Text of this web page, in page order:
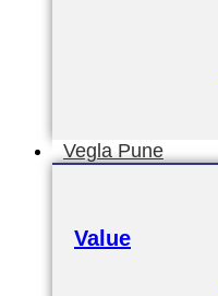
Vegla Pune
Value